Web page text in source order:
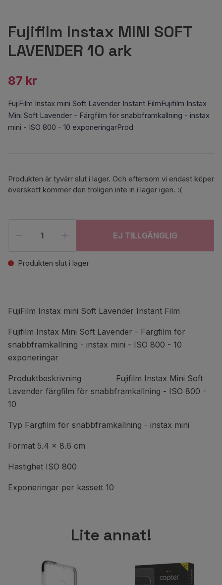
Fujifilm Instax MINI SOFT
LAVENDER 10 ark
87 kr
FujiFilm Instax mini Soft Lavender Instant FilmFujifilm Instax
Mini Soft Lavender - Färgfilm för snabbframkallning - instax
mini - ISO 800 - 10 exponeringarProd
Produkten är tyvärr slut i lager. Och eftersom vi endast köper
överskott kommer den troligen inte in i lager igen. :(
EJ TILLGÄNGLIG
Produkten slut i lager
FujiFilm Instax mini Soft Lavender Instant Film
Fujifilm Instax Mini Soft Lavender - Färgfilm för
snabbframkallning - instax mini - ISO 800 - 10
exponeringar
Produktbeskrivning Fujifilm Instax Mini Soft
Lavender färgfilm för snabbframkallning - ISO 800 -
10
Typ Färgfilm för snabbframkallning - instax mini
Format 5.4 x 8.6 cm
Hastighet ISO 800
Exponeringar per kassett 10
Lite annat!